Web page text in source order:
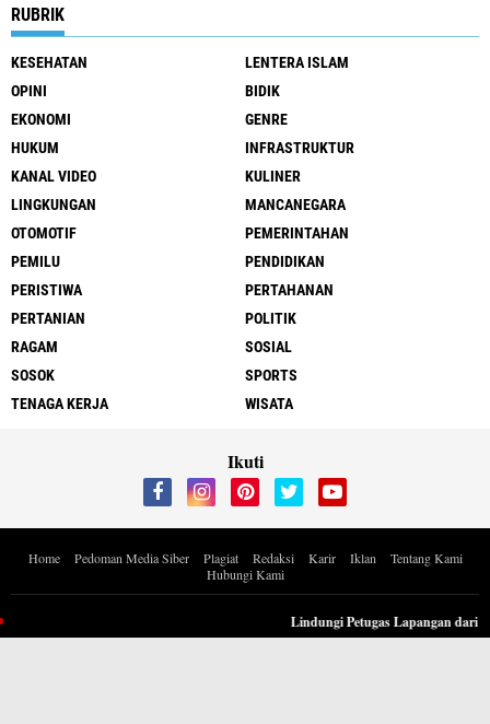
RUBRIK
KESEHATAN
LENTERA ISLAM
OPINI
BIDIK
EKONOMI
GENRE
HUKUM
INFRASTRUKTUR
KANAL VIDEO
KULINER
LINGKUNGAN
MANCANEGARA
OTOMOTIF
PEMERINTAHAN
PEMILU
PENDIDIKAN
PERISTIWA
PERTAHANAN
PERTANIAN
POLITIK
RAGAM
SOSIAL
SOSOK
SPORTS
TENAGA KERJA
WISATA
Ikuti
Lindungi Petugas Lapangan dari
Home Pedoman Media Siber Plagiat Redaksi Karir Iklan
Tentang Kami
Hubungi Kami
2026 Berita Inspiratif Progresif.id by ApoedCyber